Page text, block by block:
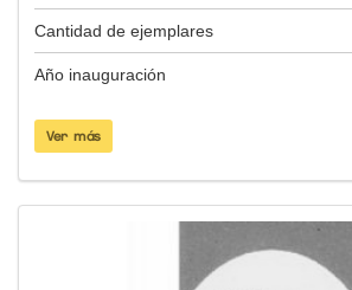
Cantidad de ejemplares
Año inauguración
Ver más